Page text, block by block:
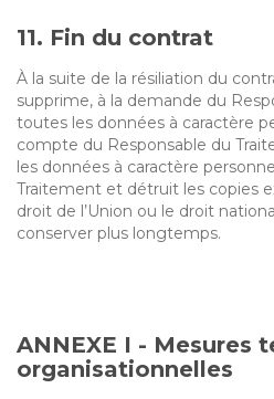
11. Fin du contrat
À la suite de la résiliation du
supprime, à la demande du
toutes les données à caractère
compte du Responsable du
les données à caractère
Traitement et détruit les copies
droit de l’Union ou le droit
conserver plus longtemps.
ANNEXE I - Mesures
organisationnelles